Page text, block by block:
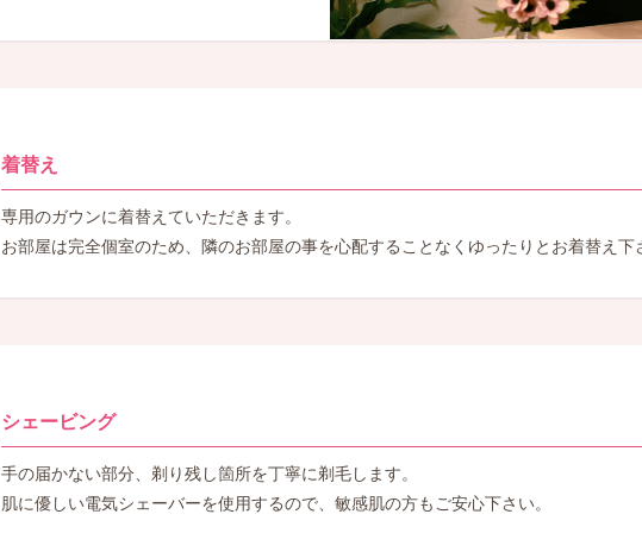
着替え
専用のガウンに着替えていただきます。
お部屋は完全個室のため、隣のお部屋の事を心配することなくゆったりとお着替え下
シェービング
手の届かない部分、剃り残し箇所を丁寧に剃毛します。
肌に優しい電気シェーバーを使用するので、敏感肌の方もご安心下さい。